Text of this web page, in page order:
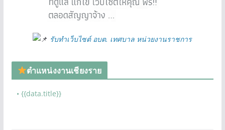
รับทำเว็บไซต์ อบต. เทศบาล หน่วยงานราชการ
ตำแหน่งงานเชียงราย
• {{data.title}}